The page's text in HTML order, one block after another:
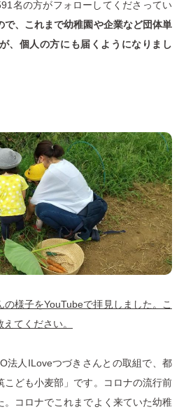
名の方がフォローしてくださってい
で、これまで幼稚園や企業など団体単
、個人の方にも届くようになりまし
様子をYouTubeで拝見しました。こ
てください。
法人ILoveつづきさんとの取組で、都
こども小麦部」です。コロナの流行前
。コロナでこれまでよく来ていた幼稚